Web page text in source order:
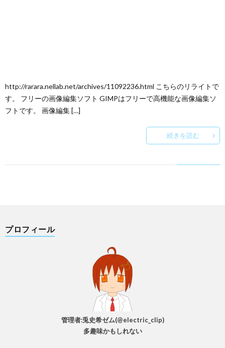
http://rarara.nellab.net/archives/11092236.html こちらのリライトで
す。 フリーの画像編集ソフト GIMPはフリーで高機能な画像編集ソ
フトです。 画像編集 […]
続きを読む
プロフィール
管理者:兎史希ゼム(@electric_clip)
多趣味かもしれない